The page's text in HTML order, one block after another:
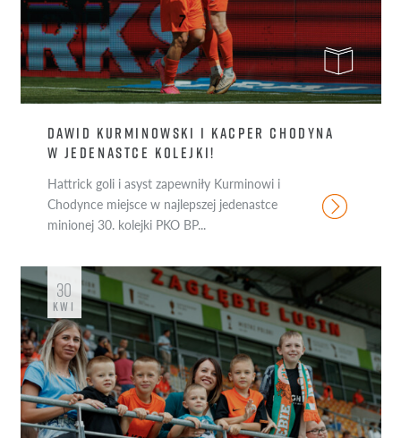
DAWID KURMINOWSKI I KACPER CHODYNA
W JEDENASTCE KOLEJKI!
Hattrick goli i asyst zapewniły Kurminowi i
Chodynce miejsce w najlepszej jedenastce
minionej 30. kolejki PKO BP...
30
KWI